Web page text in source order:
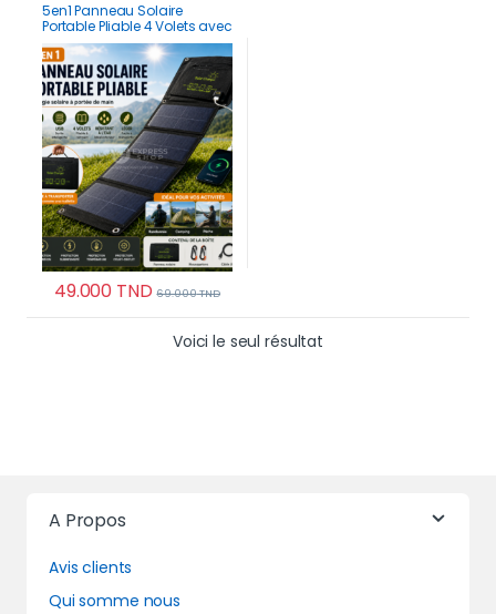
5en1 Panneau Solaire
Portable Pliable 4 Volets avec
USB – Chargeur Solaire
Haute Puissance
49.000 TND 69.000TND
Voici le seul résultat
A Propos
Avis clients
Qui somme nous